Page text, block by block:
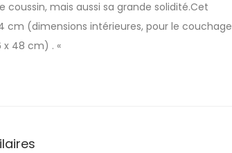
coussin, mais aussi sa grande solidité.Cet
cm (dimensions intérieures, pour le couchage
48 cm) . «